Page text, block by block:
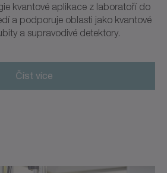
kvantové aplikace z laboratoří do
a podporuje oblasti jako kvantové
a supravodivé detektory.
Číst více